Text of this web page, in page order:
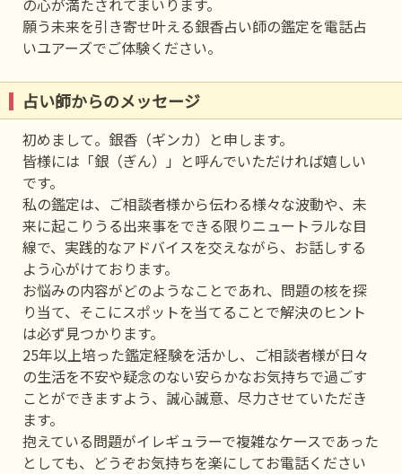
の心が満たされてまいります。
願う未来を引き寄せ叶える銀香占い師の鑑定を電話占
いユアーズでご体験ください。
占い師からのメッセージ
初めまして。銀香（ギンカ）と申します。
皆様には「銀（ぎん）」と呼んでいただければ嬉しい
です。
私の鑑定は、ご相談者様から伝わる様々な波動や、未
来に起こりうる出来事をできる限りニュートラルな目
線で、実践的なアドバイスを交えながら、お話しする
よう心がけております。
お悩みの内容がどのようなことであれ、問題の核を探
り当て、そこにスポットを当てることで解決のヒント
は必ず見つかります。
25年以上培った鑑定経験を活かし、ご相談者様が日々
の生活を不安や疑念のない安らかなお気持ちで過ごす
ことができますよう、誠心誠意、尽力させていただき
ます。
抱えている問題がイレギュラーで複雑なケースであった
としても、どうぞお気持ちを楽にしてお電話ください